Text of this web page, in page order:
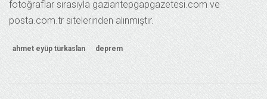
fotoğraflar sırasıyla gaziantepgapgazetesi.com ve
posta.com.tr sitelerinden alınmıştır.
ahmet eyüp türkaslan deprem